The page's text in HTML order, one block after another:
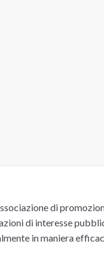
di
di interesse
in maniera